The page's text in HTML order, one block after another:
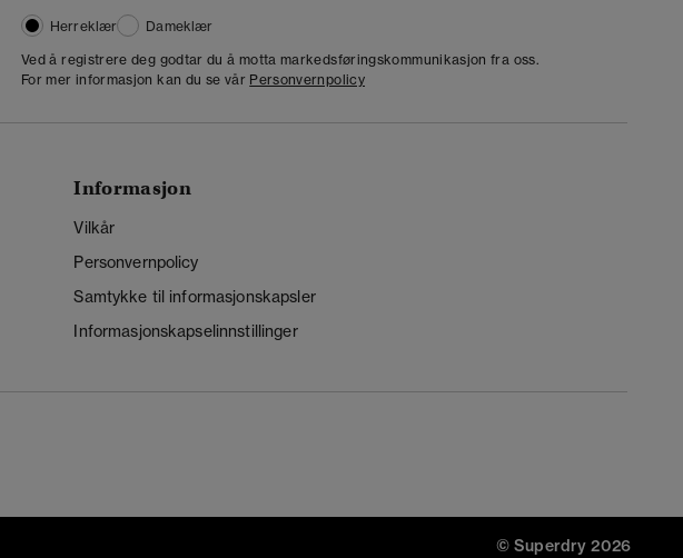
Herreklær
Dameklær
Ved å registrere deg godtar du å motta markedsføringskommunikasjon fra oss.
For mer informasjon kan du se vår Personvernpolicy
Informasjon
Vilkår
Personvernpolicy
Samtykke til informasjonskapsler
Informasjonskapselinnstillinger
© Superdry 2026